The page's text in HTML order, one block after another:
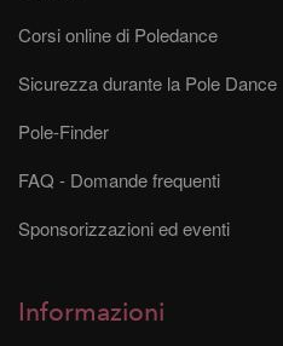
Corsi online di Poledance
Sicurezza durante la Pole Dance
Pole-Finder
FAQ - Domande frequenti
Sponsorizzazioni ed eventi
Informazioni